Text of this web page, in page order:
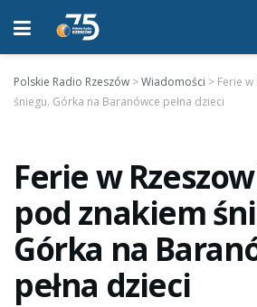
Polskie Radio Rzeszów >Wiadomości > Ferie
śniegu. Górka na Baranówce pełna dzieci
Ferie w
pod znakiem
Górka na
pełna dzieci